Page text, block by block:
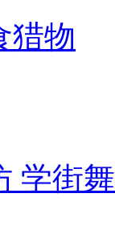
猎物
学街